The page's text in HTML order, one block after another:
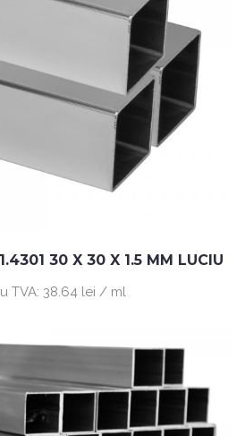
30 X 30 X 1.5 MM LUCIU
TVA: 38.64 lei / ml